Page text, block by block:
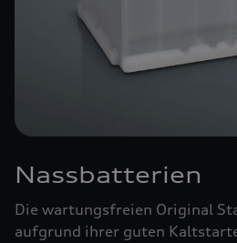
Nassbatterien
Die wartungsfreien Original
aufgrund ihrer guten